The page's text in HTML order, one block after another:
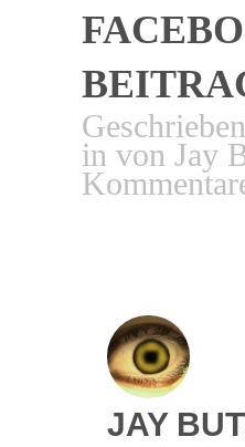
in von Jay
JAY